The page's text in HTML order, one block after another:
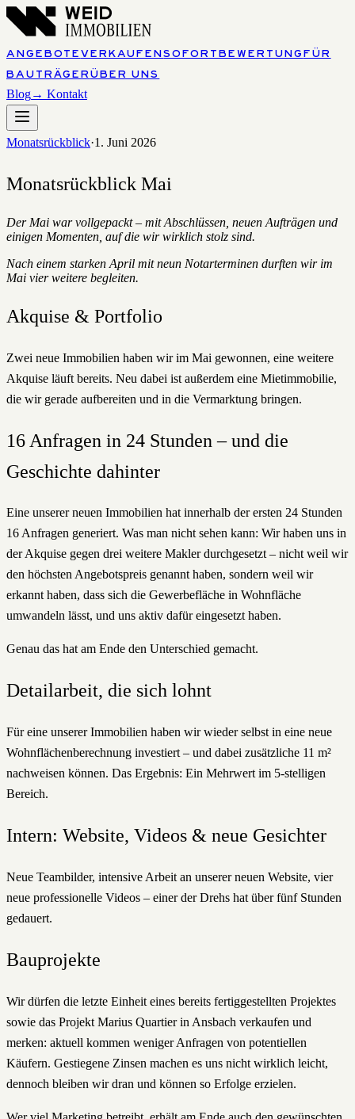
ANGEBOTE VERKAUFENSOFORTBEWERTUNG FÜR
BAUTRÄGER ÜBER UNS
Blog→ Kontakt
Monatsrückblick·1. Juni 2026
Monatsrückblick Mai
Der Mai war vollgepackt – mit Abschlüssen, neuen Aufträgen und
einigen Momenten, auf die wir wirklich stolz sind.
Nach einem starken April mit neun Notarterminen durften wir im
Mai vier weitere begleiten.
Akquise & Portfolio
Zwei neue Immobilien haben wir im Mai gewonnen, eine weitere
Akquise läuft bereits. Neu dabei ist außerdem eine Mietimmobilie,
die wir gerade aufbereiten und in die Vermarktung bringen.
16 Anfragen in 24 Stunden – und die
Geschichte dahinter
Eine unserer neuen Immobilien hat innerhalb der ersten 24 Stunden
16 Anfragen generiert. Was man nicht sehen kann: Wir haben uns in
der Akquise gegen drei weitere Makler durchgesetzt – nicht weil wir
den höchsten Angebotspreis genannt haben, sondern weil wir
erkannt haben, dass sich die Gewerbefläche in Wohnfläche
umwandeln lässt, und uns aktiv dafür eingesetzt haben.
Genau das hat am Ende den Unterschied gemacht.
Detailarbeit, die sich lohnt
Für eine unserer Immobilien haben wir wieder selbst in eine neue
Wohnflächenberechnung investiert – und dabei zusätzliche 11 m²
nachweisen können. Das Ergebnis: Ein Mehrwert im 5-stelligen
Bereich.
Intern: Website, Videos & neue Gesichter
Neue Teambilder, intensive Arbeit an unserer neuen Website, vier
neue professionelle Videos – einer der Drehs hat über fünf Stunden
gedauert.
Bauprojekte
Wir dürfen die letzte Einheit eines bereits fertiggestellten Projektes
sowie das Projekt Marius Quartier in Ansbach verkaufen und
merken: aktuell kommen weniger Anfragen von potentiellen
Käufern. Gestiegene Zinsen machen es uns nicht wirklich leicht,
dennoch bleiben wir dran und können so Erfolge erzielen.